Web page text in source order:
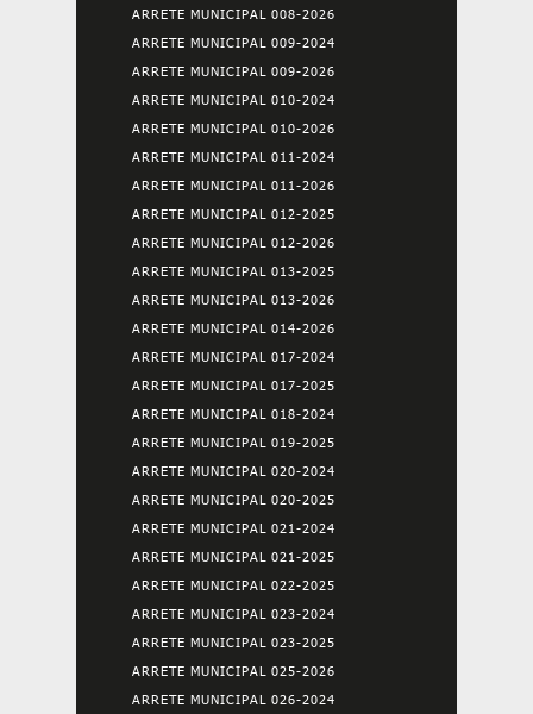
ARRETE MUNICIPAL 008-2026
ARRETE MUNICIPAL 009-2024
ARRETE MUNICIPAL 009-2026
ARRETE MUNICIPAL 010-2024
ARRETE MUNICIPAL 010-2026
ARRETE MUNICIPAL 011-2024
ARRETE MUNICIPAL 011-2026
ARRETE MUNICIPAL 012-2025
ARRETE MUNICIPAL 012-2026
ARRETE MUNICIPAL 013-2025
ARRETE MUNICIPAL 013-2026
ARRETE MUNICIPAL 014-2026
ARRETE MUNICIPAL 017-2024
ARRETE MUNICIPAL 017-2025
ARRETE MUNICIPAL 018-2024
ARRETE MUNICIPAL 019-2025
ARRETE MUNICIPAL 020-2024
ARRETE MUNICIPAL 020-2025
ARRETE MUNICIPAL 021-2024
ARRETE MUNICIPAL 021-2025
ARRETE MUNICIPAL 022-2025
ARRETE MUNICIPAL 023-2024
ARRETE MUNICIPAL 023-2025
ARRETE MUNICIPAL 025-2026
ARRETE MUNICIPAL 026-2024